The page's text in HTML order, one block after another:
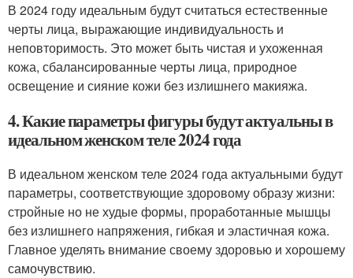
В 2024 году идеальным будут считаться естественные
черты лица, выражающие индивидуальность и
неповторимость. Это может быть чистая и ухоженная
кожа, сбалансированные черты лица, природное
освещение и сияние кожи без излишнего макияжа.
4. Какие параметры фигуры будут актуальны в
идеальном женском теле 2024 года
В идеальном женском теле 2024 года актуальными будут
параметры, соответствующие здоровому образу жизни:
стройные но не худые формы, проработанные мышцы
без излишнего напряжения, гибкая и эластичная кожа.
Главное уделять внимание своему здоровью и хорошему
самочувствию.